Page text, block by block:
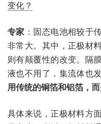
变化？
专家 ：固态电池相较于
非常大。其中，正极材
则有颠覆性的改变。隔
液也不用了，集流体也
用传统的铜箔和铝箔，
具体来说，正极材料方